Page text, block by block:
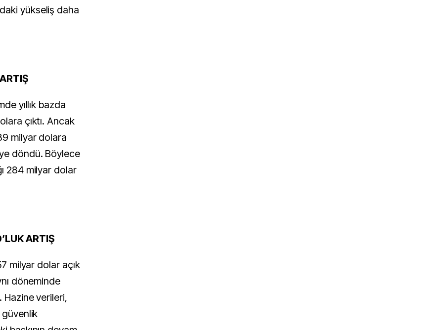
yükseliş daha
yıllık bazda
çıktı. Ancak
milyar dolara
döndü. Böylece
284 milyar dolar
ARTIŞ
milyar dolar açık
döneminde
Hazine verileri,